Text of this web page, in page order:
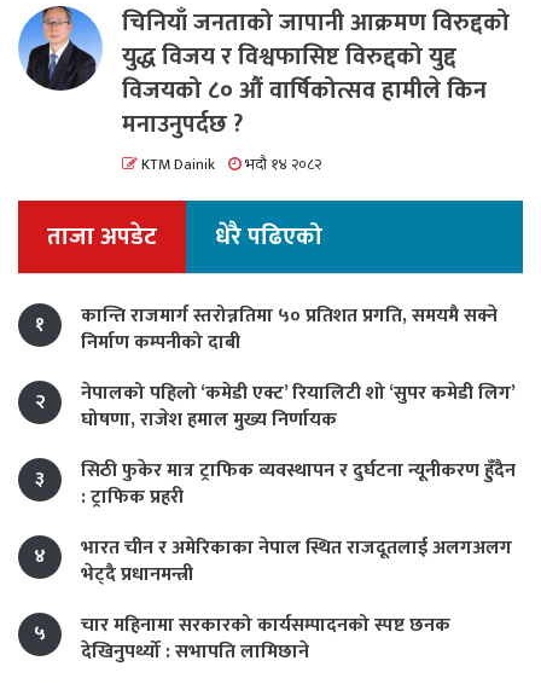
चिनियाँ जनताको जापानी आक्रमण विरुद्दको
युद्ध विजय र विश्वफासिष्ट विरुद्दको युद्द
विजयको ८० औं वार्षिकोत्सव हामीले किन
मनाउनुपर्दछ ?
KTM Dainik भदौ १४ २०८२
ताजा अपडेट धेरै पढिएको
१
कान्ति राजमार्ग स्तरोन्नतिमा ५० प्रतिशत प्रगति, समयमै सक्ने
निर्माण कम्पनीको दाबी
२
नेपालको पहिलो ‘कमेडी एक्ट’ रियालिटी शो ‘सुपर कमेडी लिग’
घोषणा, राजेश हमाल मुख्य निर्णायक
३
सिठी फुकेर मात्र ट्राफिक व्यवस्थापन र दुर्घटना न्यूनीकरण हुँदैन
: ट्राफिक प्रहरी
४
भारत चीन र अमेरिकाका नेपाल स्थित राजदूतलाई अलगअलग
भेट्दै प्रधानमन्त्री
५
चार महिनामा सरकारको कार्यसम्पादनको स्पष्ट छनक
देखिनुपर्थ्यो : सभापति लामिछाने